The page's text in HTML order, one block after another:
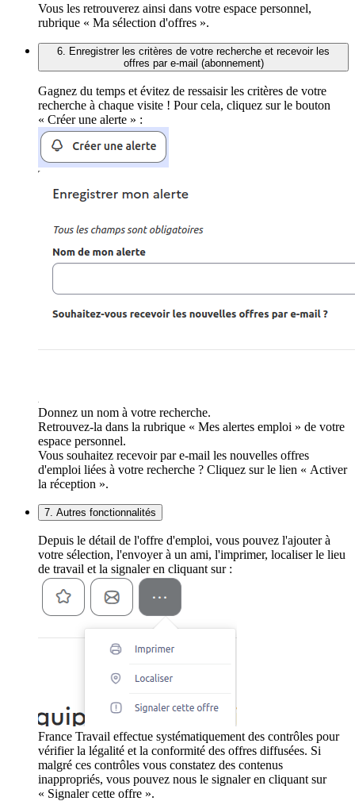
Vous les retrouverez ainsi dans votre espace personnel,
rubrique « Ma sélection d'offres ».
6. Enregistrer les critères de votre recherche et recevoir les
offres par e-mail (abonnement)
Gagnez du temps et évitez de ressaisir les critères de votre
recherche à chaque visite ! Pour cela, cliquez sur le bouton
« Créer une alerte » :
Donnez un nom à votre recherche.
Retrouvez-la dans la rubrique « Mes alertes emploi » de votre
espace personnel.
Vous souhaitez recevoir par e-mail les nouvelles offres
d'emploi liées à votre recherche ? Cliquez sur le lien « Activer
la réception ».
7. Autres fonctionnalités
Depuis le détail de l'offre d'emploi, vous pouvez l'ajouter à
votre sélection, l'envoyer à un ami, l'imprimer, localiser le lieu
de travail et la signaler en cliquant sur :
France Travail effectue systématiquement des contrôles pour
vérifier la légalité et la conformité des offres diffusées. Si
malgré ces contrôles vous constatez des contenus
inappropriés, vous pouvez nous le signaler en cliquant sur
« Signaler cette offre ».